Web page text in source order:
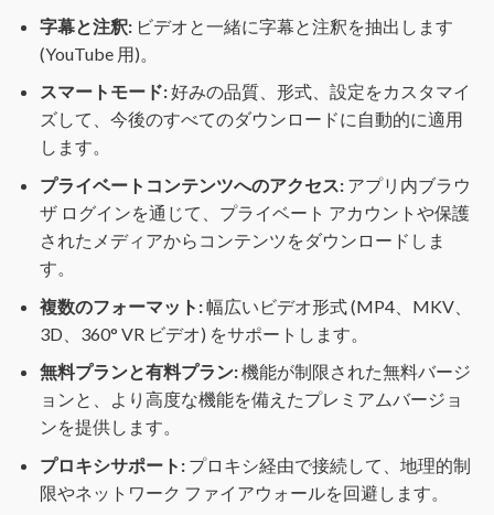
字幕と注釈: ビデオと一緒に字幕と注釈を抽出します
(YouTube 用)。
スマートモード:好みの品質、形式、設定をカスタマイ
ズして、今後のすべてのダウンロードに自動的に適用
します。
プライベートコンテンツへのアクセス:アプリ内ブラウ
ザ ログインを通じて、プライベート アカウントや保護
されたメディアからコンテンツをダウンロードしま
す。
複数のフォーマット:幅広いビデオ形式 (MP4、MKV、
3D、360° VR ビデオ) をサポートします。
無料プランと有料プラン:機能が制限された無料バージ
ョンと、より高度な機能を備えたプレミアムバージョ
ンを提供します。
プロキシサポート: プロキシ経由で接続して、地理的制
限やネットワーク ファイアウォールを回避します。